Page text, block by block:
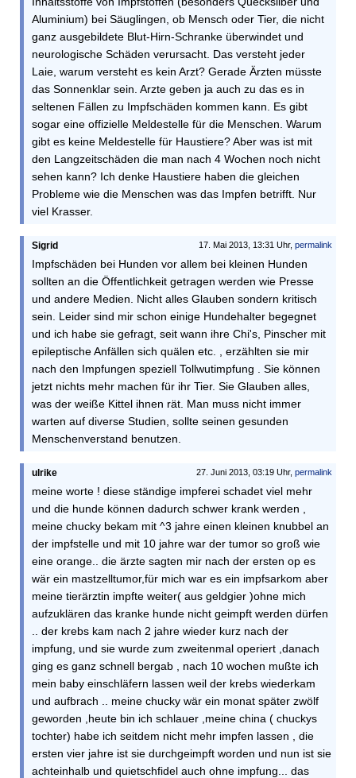
Aluminium) bei Säuglingen, ob Mensch oder Tier, die nicht
ganz ausgebildete Blut-Hirn-Schranke überwindet und
neurologische Schäden verursacht. Das versteht jeder
Laie, warum versteht es kein Arzt? Gerade Ärzten müsste
das Sonnenklar sein. Arzte geben ja auch zu das es in
seltenen Fällen zu Impfschäden kommen kann. Es gibt
sogar eine offizielle Meldestelle für die Menschen. Warum
gibt es keine Meldestelle für Haustiere? Aber was ist mit
den Langzeitschäden die man nach 4 Wochen noch nicht
sehen kann? Ich denke Haustiere haben die gleichen
Probleme wie die Menschen was das Impfen betrifft. Nur
viel Krasser.
17. Mai 2013, 13:31 Uhr, permalink
Sigrid
Impfschäden bei Hunden vor allem bei kleinen Hunden
sollten an die Öffentlichkeit getragen werden wie Presse
und andere Medien. Nicht alles Glauben sondern kritisch
sein. Leider sind mir schon einige Hundehalter begegnet
und ich habe sie gefragt, seit wann ihre Chi's, Pinscher mit
epileptische Anfällen sich quälen etc. , erzählten sie mir
nach den Impfungen speziell Tollwutimpfung . Sie können
jetzt nichts mehr machen für ihr Tier. Sie Glauben alles,
was der weiße Kittel ihnen rät. Man muss nicht immer
warten auf diverse Studien, sollte seinen gesunden
Menschenverstand benutzen.
27. Juni 2013, 03:19 Uhr, permalink
ulrike
meine worte ! diese ständige impferei schadet viel mehr
und die hunde können dadurch schwer krank werden ,
meine chucky bekam mit ^3 jahre einen kleinen knubbel an
der impfstelle und mit 10 jahre war der tumor so groß wie
eine orange.. die ärzte sagten mir nach der ersten op es
wär ein mastzelltumor,für mich war es ein impfsarkom aber
meine tierärztin impfte weiter( aus geldgier )ohne mich
aufzuklären das kranke hunde nicht geimpft werden dürfen
.. der krebs kam nach 2 jahre wieder kurz nach der
impfung, und sie wurde zum zweitenmal operiert ,danach
ging es ganz schnell bergab , nach 10 wochen mußte ich
mein baby einschläfern lassen weil der krebs wiederkam
und aufbrach .. meine chucky wär ein monat später zwölf
geworden ,heute bin ich schlauer ,meine china ( chuckys
tochter) habe ich seitdem nicht mehr impfen lassen , die
ersten vier jahre ist sie durchgeimpft worden und nun ist sie
achteinhalb und quietschfidel auch ohne impfung... das